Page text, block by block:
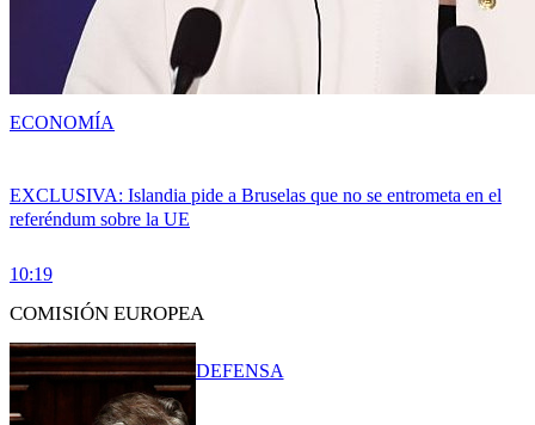
EXCLUSIVA: Islandia pide a Bruselas que no se entrometa en el
referéndum sobre la UE
10:19
ECONOMÍA
COMISIÓN EUROPEA
DEFENSA